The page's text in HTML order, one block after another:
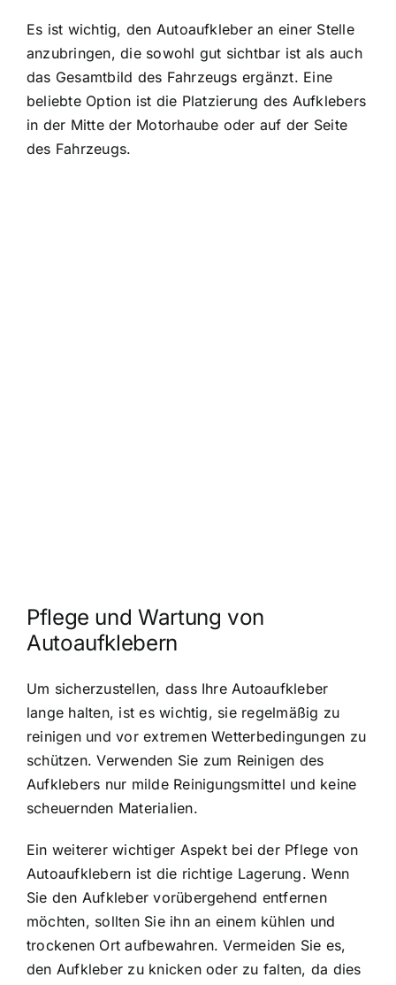
Es ist wichtig, den Autoaufkleber an einer Stelle
anzubringen, die sowohl gut sichtbar ist als auch
das Gesamtbild des Fahrzeugs ergänzt. Eine
beliebte Option ist die Platzierung des Aufklebers
in der Mitte der Motorhaube oder auf der Seite
des Fahrzeugs.
Pflege und Wartung von
Autoaufklebern
Um sicherzustellen, dass Ihre Autoaufkleber
lange halten, ist es wichtig, sie regelmäßig zu
reinigen und vor extremen Wetterbedingungen zu
schützen. Verwenden Sie zum Reinigen des
Aufklebers nur milde Reinigungsmittel und keine
scheuernden Materialien.
Ein weiterer wichtiger Aspekt bei der Pflege von
Autoaufklebern ist die richtige Lagerung. Wenn
Sie den Aufkleber vorübergehend entfernen
möchten, sollten Sie ihn an einem kühlen und
trockenen Ort aufbewahren. Vermeiden Sie es,
den Aufkleber zu knicken oder zu falten, da dies